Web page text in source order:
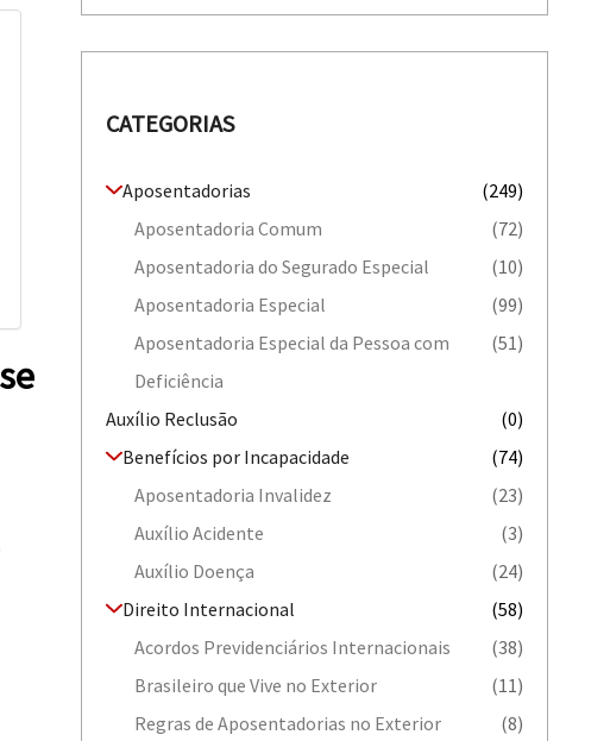
CATEGORIAS
Aposentadorias
(249)
Aposentadoria Comum
(72)
Aposentadoria do Segurado Especial
(10)
Aposentadoria Especial
(99)
Aposentadoria Especial da Pessoa com
Deficiência
(51)
Auxílio Reclusão
(0)
Benefícios por Incapacidade
(74)
Aposentadoria Invalidez
(23)
Auxílio Acidente
(3)
Auxílio Doença
(24)
Direito Internacional
(58)
Acordos Previdenciários Internacionais
(38)
Brasileiro que Vive no Exterior
(11)
Regras de Aposentadorias no Exterior
(8)